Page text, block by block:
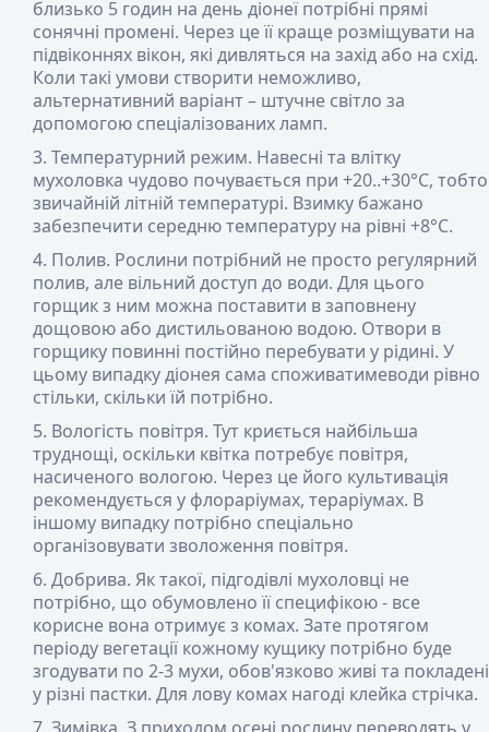
близько 5 годин на день діонеї потрібні прямі
сонячні промені. Через це її краще розміщувати на
підвіконнях вікон, які дивляться на захід або на схід.
Коли такі умови створити неможливо,
альтернативний варіант – штучне світло за
допомогою спеціалізованих ламп.
Температурний режим. Навесні та влітку
мухоловка чудово почувається при +20..+30°С, тобто
звичайній літній температурі. Взимку бажано
забезпечити середню температуру на рівні +8°С.
Полив. Рослини потрібний не просто регулярний
полив, але вільний доступ до води. Для цього
горщик з ним можна поставити в заповнену
дощовою або дистильованою водою. Отвори в
горщику повинні постійно перебувати у рідині. У
цьому випадку діонея сама споживатимеводи рівно
стільки, скільки їй потрібно.
Вологість повітря. Тут криється найбільша
труднощі, оскільки квітка потребує повітря,
насиченого вологою. Через це його культивація
рекомендується у флораріумах, тераріумах. В
іншому випадку потрібно спеціально
організовувати зволоження повітря.
Добрива. Як такої, підгодівлі мухоловці не
потрібно, що обумовлено її специфікою - все
корисне вона отримує з комах. Зате протягом
періоду вегетації кожному кущику потрібно буде
згодувати по 2-3 мухи, обов'язково живі та покладені
у різні пастки. Для лову комах нагоді клейка стрічка.